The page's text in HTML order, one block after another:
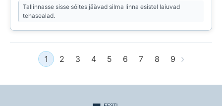
Tallinnasse sisse sõites jäävad silma linna esistel laiuvad
tehasealad.
1 2 3 4 5 6 7 8 9 ›